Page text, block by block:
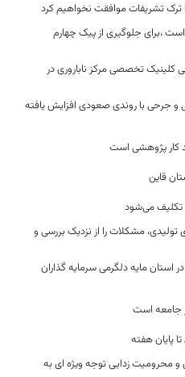
تشریفات موافقت نخواهیم کرد
،برای جلوگیری از پیک چهارم
کلینیک تخصصی مرکز ناباروری در
و جرحی با روندی صعودی افزایش یافته
کار پژوهشی است
قاین
تکلیف می‌شود
تولیدی، مشکلات را از نزدیک بررسی و
استان مایه دلگرمی سرمایه گذاران
جامعه است
پایان هفته
محرومیت زدایی توجه ویژه ای به